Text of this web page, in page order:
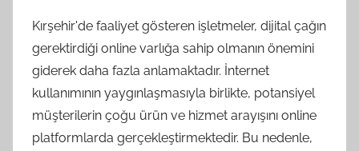
Kırşehir'de faaliyet gösteren işletmeler, dijital çağın
gerektirdiği online varlığa sahip olmanın önemini
giderek daha fazla anlamaktadır. İnternet
kullanımının yaygınlaşmasıyla birlikte, potansiyel
müşterilerin çoğu ürün ve hizmet arayışını online
platformlarda gerçekleştirmektedir. Bu nedenle,